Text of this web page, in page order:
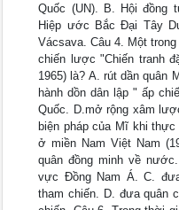
Quốc (UN). B. Hội đồng
Hiệp ước Bắc Đại Tây
Vácsava. Câu 4. Một
chiến lược "Chiến tranh
1965) là? A. rút dần quân
hành dồn dân lập " ấp
Quốc. D.mở rộng xâm
biện pháp của Mĩ khi
ở miền Nam Việt Nam
quân đồng minh về
vực Đồng Nam Á. C.
tham chiến. D. đưa quân